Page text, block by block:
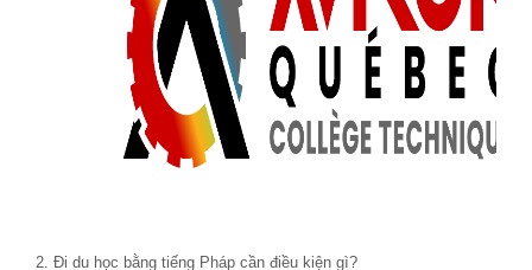
2. Đi du học bằng tiếng Pháp cần điều kiện gì?